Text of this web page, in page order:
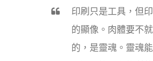
印刷只是工具，但
的顯像。肉體要不
的，是靈魂。靈魂